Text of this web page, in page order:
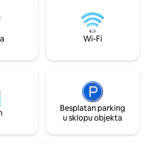
na ulici ✔Perilica i
✔Brzi Wi-Fi
prijenosno računalo
✔Hladnjak
barova i butika u
je udaljen samo 7
gdje se moderni
toplinom,
Wi-Fi
Besplatan parking
u sklopu objekta